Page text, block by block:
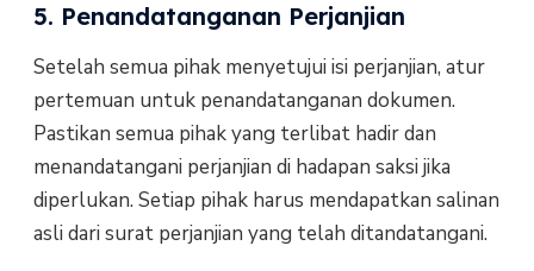
5. Penandatanganan Perjanjian
Setelah semua pihak menyetujui isi perjanjian, atur
pertemuan untuk penandatanganan dokumen.
Pastikan semua pihak yang terlibat hadir dan
menandatangani perjanjian di hadapan saksi jika
diperlukan. Setiap pihak harus mendapatkan salinan
asli dari surat perjanjian yang telah ditandatangani.